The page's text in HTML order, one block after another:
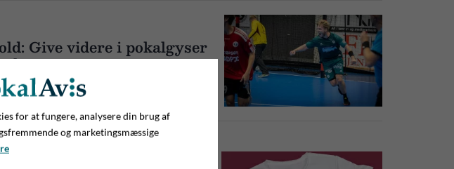
Give videre i pokalgyser
for at fungere, analysere din brug af
og marketingsmæssige